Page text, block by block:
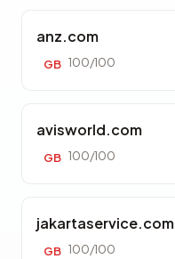
anz.com
GB 100/100
avisworld.com
GB 100/100
jakartaservice.com
GB 100/100